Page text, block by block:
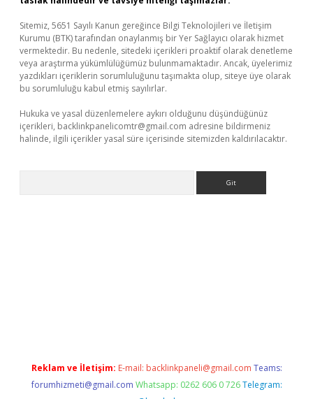
Sitemiz, 5651 Sayılı Kanun gereğince Bilgi Teknolojileri ve İletişim
Kurumu (BTK) tarafından onaylanmış bir Yer Sağlayıcı olarak hizmet
vermektedir. Bu nedenle, sitedeki içerikleri proaktif olarak denetleme
veya araştırma yükümlülüğümüz bulunmamaktadır. Ancak, üyelerimiz
yazdıkları içeriklerin sorumluluğunu taşımakta olup, siteye üye olarak
bu sorumluluğu kabul etmiş sayılırlar.
Hukuka ve yasal düzenlemelere aykırı olduğunu düşündüğünüz
içerikleri, backlinkpanelicomtr@gmail.com adresine bildirmeniz
halinde, ilgili içerikler yasal süre içerisinde sitemizden kaldırılacaktır.
Reklam ve İletişim: E-mail: backlinkpaneli@gmail.com Teams:
forumhizmeti@gmail.com Whatsapp: 0262 606 0 726 Telegram: